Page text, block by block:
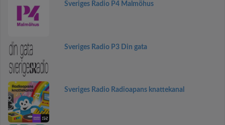
Sveriges Radio P4 Malmöhus
Sveriges Radio P3 Din gata
Sveriges Radio Radioapans knattekanal